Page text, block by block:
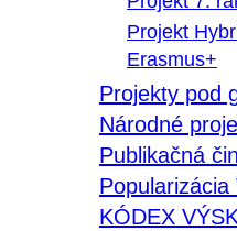
Projekt
Erasmus+
Projekty pod
Národné
Publikačná
Popularizácia
KÓDEX